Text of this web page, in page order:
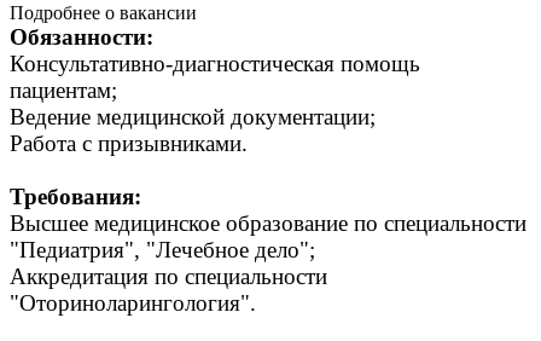
Подробнее о вакансии
Обязанности:
Консультативно-диагностическая помощь
пациентам;
Ведение медицинской документации;
Работа с призывниками.
Требования:
Высшее медицинское образование по специальности
"Педиатрия", "Лечебное дело";
Аккредитация по специальности
"Оториноларингология".